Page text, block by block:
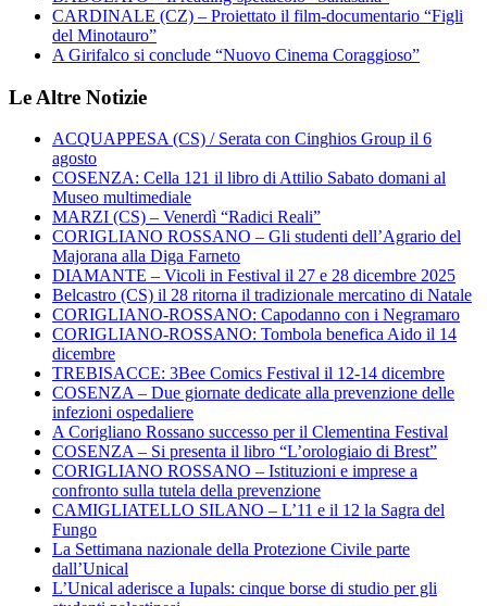
CARDINALE (CZ) – Proiettato il film-documentario “Figli
del Minotauro”
A Girifalco si conclude “Nuovo Cinema Coraggioso”
Le Altre Notizie
ACQUAPPESA (CS) / Serata con Cinghios Group il 6
agosto
COSENZA: Cella 121 il libro di Attilio Sabato domani al
Museo multimediale
MARZI (CS) – Venerdì “Radici Reali”
CORIGLIANO ROSSANO – Gli studenti dell’Agrario del
Majorana alla Diga Farneto
DIAMANTE – Vicoli in Festival il 27 e 28 dicembre 2025
Belcastro (CS) il 28 ritorna il tradizionale mercatino di Natale
CORIGLIANO-ROSSANO: Capodanno con i Negramaro
CORIGLIANO-ROSSANO: Tombola benefica Aido il 14
dicembre
TREBISACCE: 3Bee Comics Festival il 12-14 dicembre
COSENZA – Due giornate dedicate alla prevenzione delle
infezioni ospedaliere
A Corigliano Rossano successo per il Clementina Festival
COSENZA – Si presenta il libro “L’orologiaio di Brest”
CORIGLIANO ROSSANO – Istituzioni e imprese a
confronto sulla tutela della prevenzione
CAMIGLIATELLO SILANO – L’11 e il 12 la Sagra del
Fungo
La Settimana nazionale della Protezione Civile parte
dall’Unical
L’Unical aderisce a Iupals: cinque borse di studio per gli